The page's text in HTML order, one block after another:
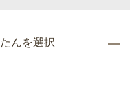
んを選択